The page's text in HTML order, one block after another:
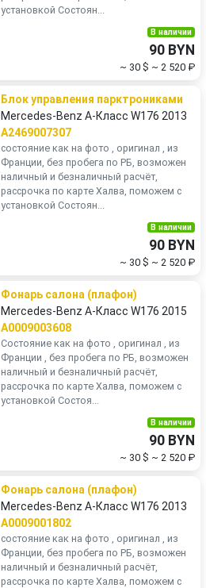
установкой Состоян...
В наличии
90 BYN
~ 30 $ ~ 2 520 ₽
Блок управления парктрониками
Mercedes-Benz A-Класс W176 2013
A2469007307
состояние как на фото , оригинал , из
Франции, без пробега по РБ, возможен
наличный и безналичный расчёт,
рассрочка по карте Халва, поможем с
установкой Состоян...
В наличии
90 BYN
~ 30 $ ~ 2 520 ₽
Фонарь салона (плафон)
Mercedes-Benz A-Класс W176 2015
A0009003608
Состояние как на фото , оригинал , из
Франции , без пробега по РБ, возможен
наличный и безналичный расчёт,
рассрочка по карте Халва, поможем с
установкой Состоя...
В наличии
90 BYN
~ 30 $ ~ 2 520 ₽
Фонарь салона (плафон)
Mercedes-Benz A-Класс W176 2013
A0009001802
состояние как на фото , оригинал , из
Франции, без пробега по РБ, возможен
наличный и безналичный расчёт,
рассрочка по карте Халва, поможем с